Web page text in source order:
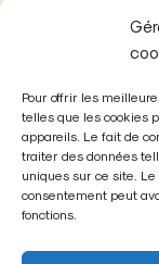
Pour offrir les
telles que les cookies
appareils. Le fait de
traiter des données
uniques sur ce site.
consentement peut
fonctions.
Mairie de
Fontenay-